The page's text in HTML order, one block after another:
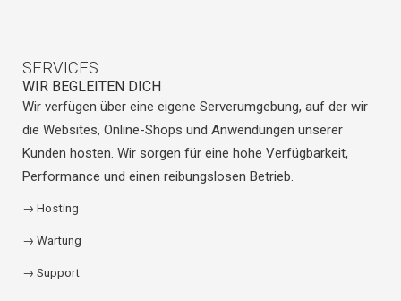
SERVICES
WIR BEGLEITEN DICH
Wir verfügen über eine eigene Serverumgebung, auf der wir
die Websites, Online-Shops und Anwendungen unserer
Kunden hosten. Wir sorgen für eine hohe Verfügbarkeit,
Performance und einen reibungslosen Betrieb.
→ Hosting
→ Wartung
→ Support